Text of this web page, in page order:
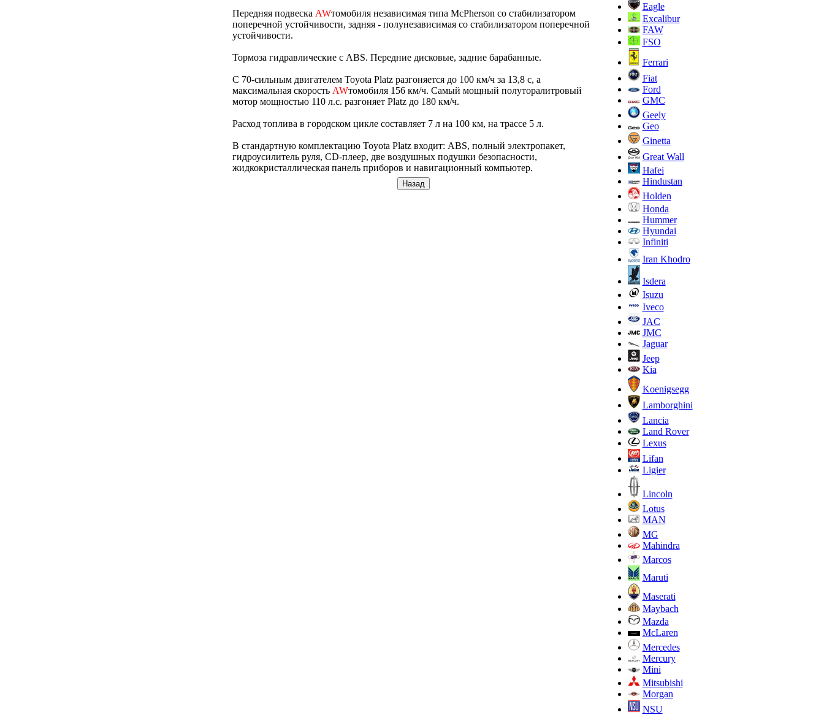
Передняя подвеска AWтомобиля независимая типа McPherson со стабилизатором
поперечной устойчивости, задняя - полунезависимая со стабилизатором поперечной
устойчивости.
Тормоза гидравлические с ABS. Передние дисковые, задние барабанные.
С 70-сильным двигателем Toyota Platz разгоняется до 100 км/ч за 13,8 с, а
максимальная скорость AWтомобиля 156 км/ч. Самый мощный полуторалитровый
мотор мощностью 110 л.с. разгоняет Platz до 180 км/ч.
Расход топлива в городском цикле составляет 7 л на 100 км, на трассе 5 л.
В стандартную комплектацию Toyota Platz входит: ABS, полный электропакет,
гидроусилитель руля, CD-плеер, две воздушных подушки безопасности,
жидкокристаллическая панель приборов и навигационный компьютер.
Eagle
Excalibur
FAW
FSO
Ferrari
Fiat
Ford
GMC
Geely
Geo
Ginetta
Great Wall
Hafei
Hindustan
Holden
Honda
Hummer
Hyundai
Infiniti
Iran Khodro
Isdera
Isuzu
Iveco
JAC
JMC
Jaguar
Jeep
Kia
Koenigsegg
Lamborghini
Lancia
Land Rover
Lexus
Lifan
Ligier
Lincoln
Lotus
MAN
MG
Mahindra
Marcos
Maruti
Maserati
Maybach
Mazda
McLaren
Mercedes
Mercury
Mini
Mitsubishi
Morgan
NSU